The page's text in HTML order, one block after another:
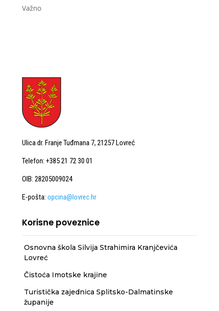
Važno
Ulica dr. Franje Tuđmana 7, 21257 Lovreć
Telefon: +385 21 72 30 01
OIB: 28205009024
E-pošta: opcina@lovrec.hr
Korisne poveznice
Osnovna škola Silvija Strahimira Kranjčevića
Lovreć
Čistoća Imotske krajine
Turistička zajednica Splitsko-Dalmatinske
županije